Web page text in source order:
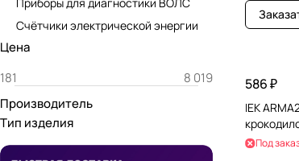
586 ₽
IEK
Под
Счётчики электрической энергии
Цена
Производитель
Тип изделия